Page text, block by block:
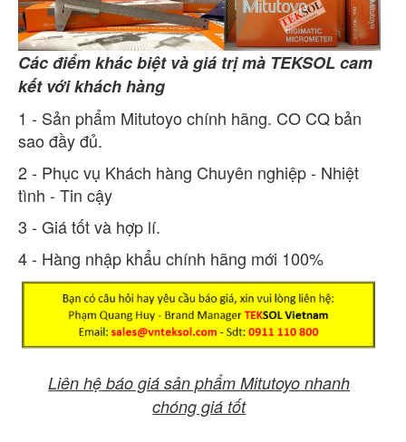
Các điểm khác biệt và giá trị mà TEKSOL cam
kết với khách hàng
1 - Sản phẩm Mitutoyo chính hãng. CO CQ bản
sao đầy đủ.
2 - Phục vụ Khách hàng Chuyên nghiệp - Nhiệt
tình - Tin cậy
3 - Giá tốt và hợp lí.
4 - Hàng nhập khẩu chính hãng mới 100%
Liên hệ báo giá sản phẩm Mitutoyo nhanh
chóng giá tốt